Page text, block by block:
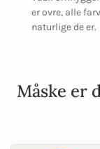
er ovre, alle
naturlige de er.
Måske er